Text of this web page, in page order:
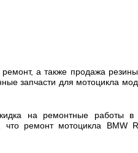
а также продажа
запчасти для мотоцикла
на ремонтные работы в
что ремонт мотоцикла BMW